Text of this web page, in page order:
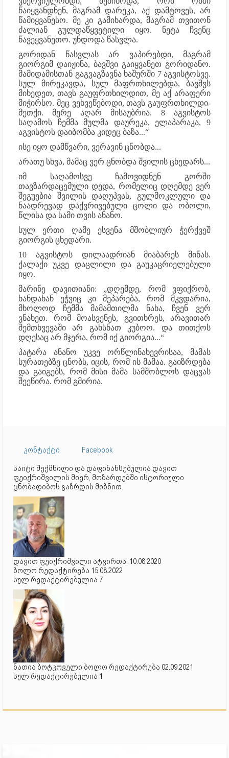
წაიყვანდნენ, მაგრამ დარეკა, აქ დამტოვეს, არ
წამიყვანესო. მე კი გამიხარდა, მაგრამ თვითონ
ძალიან გულდაწყვეტილი იყო. ნეტა ჩვენც
წავეყვანეთო. უნდოდა წასვლა.
გორიდან წასვლას არ ვაპირებდი, მაგრამ
გიორგიმ დაიჟინა, ბავშვი გაიყვანეთ გორიდანო.
მამიდამისთან გაგვაგზავნა ხაშურში 7 აგვისტოსვე.
სულ მირეკავდა, სულ მაფრთხილებდა, ბავშვს
მიხედეთ, თავს გაუფრთხილდით, მე აქ არაფერი
მიჭირსო. მეც ვეხვეწებოდი, თავს გაუფრთხილდი-
მეთქი. მერე აღარ მისაუბრია. 8 აგვისტოს
საღამოს ჩემმა მულმა დაურეკა, ელაპარაკა, 9
აგვისტოს დაიბომბა კიდეც ბაზა...“
ისე იყო დამწვარი, ვერავინ ცნობდა...
არათუ სხვა, მამაც ვერ ცნობდა შვილის ცხედარს...
იმ საღამოსვე ჩამოვიდნენ გორში
თავზარდაცემული დედა, რომელიც დღემდე ვერ
შეგუებია შვილის დაღუპვას, გულმოკლული და
ნაადრევად დაქვრივებული ცოლი და ობოლი,
წლისა და სამი თვის ანანო.
სულ ერთი ღამე ესვენა მშობლიურ ჭერქვეშ
გიორგის ცხედარი.
10 აგვისტოს დილაადრიან მიაბარეს მიწას.
ქალაქი უკვე დაცლილი და გაუკაცრიელებული
იყო.
მარინე დავითიანი: „დღემდე, რომ ვფიქრობ,
ხანდახან ეჭვიც კი მეპარება, რომ მკვდარია,
მხოლოდ ჩემმა მამამთილმა ნახა, ჩვენ ვერ
ვნახეთ. რომ მოასვენეს, გვითხრეს, არავითარ
შემთხვევაში არ გახსნათ კუბოო. და თითქოს
დღესაც არ მჯერა, რომ იქ გიორგია...“
პატარა ანანო უკვე ორწლინახევრისაა, მამას
სურათებზე ცნობს, იცის, რომ ის მამაა. გაიზრდება
და გაიგებს, რომ მისი მამა სამშობლოს დაცვას
შეეწირა. რომ გმირია.
კონტაქტი
Facebook
საიტი შექმნილი და დაფინანსებულია დავით
ფეიქრიშვილის მიერ, მოზარდებში ისტორიული
ცნობადიბოს გაზრდის მიზნით.
დავით ფეიქრიშვილი ატვირთა: 10.08.2020
ბოლო რედაქტირება 15.08.2022
სულ რედაქტირებულია 7
ნათია ბოტკოველი ბოლო რედაქტირება 02.09.2021
სულ რედაქტირებულია 1